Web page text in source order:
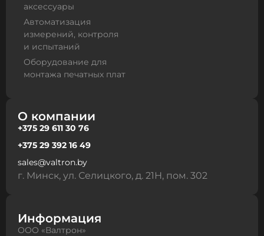
аксессуары
Автоматизация
измерений, контроля
и испытаний
Оборудование для
монтажа печатных плат
О компании
+375 29 611 30 76
+375 29 392 16 49
sales@valtron.by
г. Минск, ул. Селицкого, д. 21Н, пом. 302
Информация
ООО «Валтрон»